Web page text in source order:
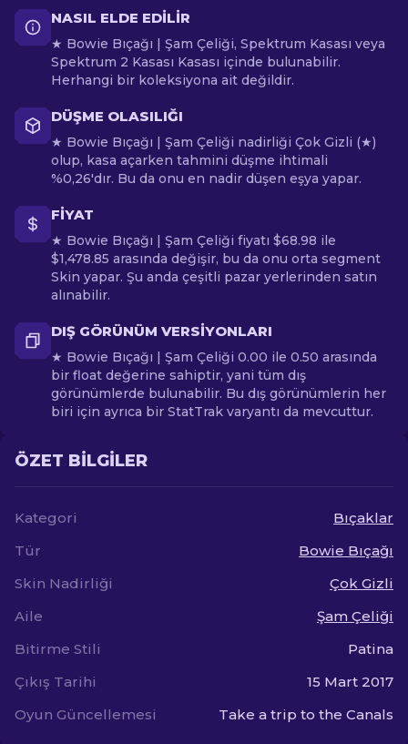
NASIL ELDE EDILIR
★ Bowie Bıçağı | Şam Çeliği, Spektrum Kasası veya
Spektrum 2 Kasası Kasası içinde bulunabilir.
Herhangi bir koleksiyona ait değildir.
DÜŞME OLASILIĞI
★ Bowie Bıçağı | Şam Çeliği nadirliği Çok Gizli (★)
olup, kasa açarken tahmini düşme ihtimali
%0,26'dır. Bu da onu en nadir düşen eşya yapar.
FIYAT
★ Bowie Bıçağı | Şam Çeliği fiyatı $68.98 ile
$1,478.85 arasında değişir, bu da onu orta segment
Skin yapar. Şu anda çeşitli pazar yerlerinden satın
alınabilir.
DIŞ GÖRÜNÜM VERSIYONLARI
★ Bowie Bıçağı | Şam Çeliği 0.00 ile 0.50 arasında
bir float değerine sahiptir, yani tüm dış
görünümlerde bulunabilir. Bu dış görünümlerin her
biri için ayrıca bir StatTrak varyantı da mevcuttur.
ÖZET BILGILER
Kategori
Bıçaklar
Tür
Bowie Bıçağı
Skin Nadirliği
Çok Gizli
Aile
Şam Çeliği
Bitirme Stili
Patina
Çıkış Tarihi
15 Mart 2017
Oyun Güncellemesi
Take a trip to the Canals